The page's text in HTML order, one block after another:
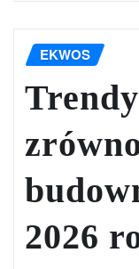
EKWOS
2026